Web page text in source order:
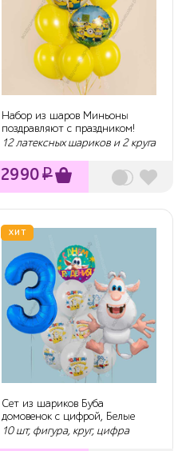
Набор из шаров Миньоны
поздравляют с праздником!
12 латексных шариков и 2 круга
2990₽
ХИТ
Сет из шариков Буба
домовенок с цифрой, Белые
10 шт, фигура, круг, цифра